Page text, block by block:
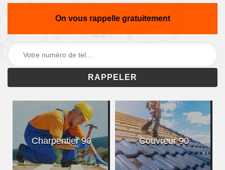
On vous rappelle gratuitement
Charpentier 90 Couvreur 90